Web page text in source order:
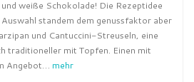
weiße Schokolade! Die Rezeptidee
standem dem genussfaktor aber
und Cantuccini-Streuseln, eine
traditioneller mit Topfen. Einen mit
Angebot… mehr